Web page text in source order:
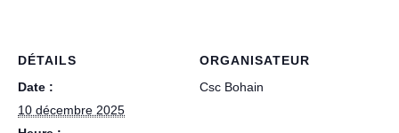
DÉTAILS
Date :
10 décembre 2025
ORGANISATEUR
Csc Bohain